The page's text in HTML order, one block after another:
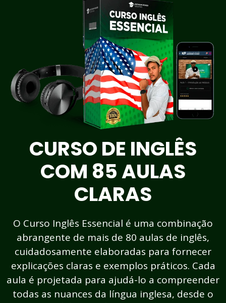
CURSO DE INGLÊS
COM 85 AULAS
CLARAS
O Curso Inglês Essencial é uma combinação
abrangente de mais de 80 aulas de inglês,
cuidadosamente elaboradas para fornecer
explicações claras e exemplos práticos. Cada
aula é projetada para ajudá-lo a compreender
todas as nuances da língua inglesa, desde o